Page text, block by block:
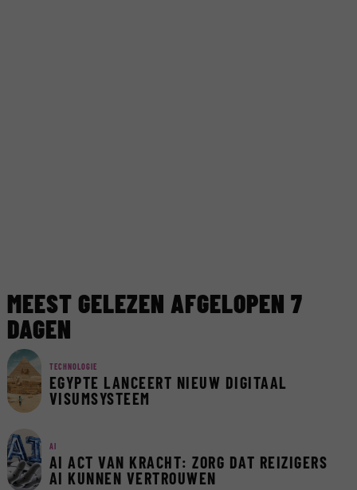
MEEST GELEZEN AFGELOPEN 7
DAGEN
TECHNOLOGIE
EGYPTE LANCEERT NIEUW DIGITAAL
VISUMSYSTEEM
AI
AI ACT VAN KRACHT: ZORG DAT REIZIGERS
AI KUNNEN VERTROUWEN